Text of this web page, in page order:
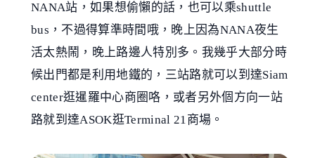
NANA站，如果想偷懶的話，也可以乘shuttle
bus，不過得算準時間哦，晚上因為NANA夜生
活太熱鬧，晚上路邊人特別多。我幾乎大部分時
候出門都是利用地鐵的，三站路就可以到達Siam
center逛暹羅中心商圈咯，或者另外個方向一站
路就到達ASOK逛Terminal 21商場。